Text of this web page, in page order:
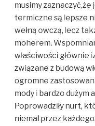
musimy zaznaczyć,że
termiczne są lepsze
wełną owczą, lecz
moherem.
właściwości głównie
związane z budową
ogromne
mody i bardzo dużym
Poprowadziły nurt,
niemal przez